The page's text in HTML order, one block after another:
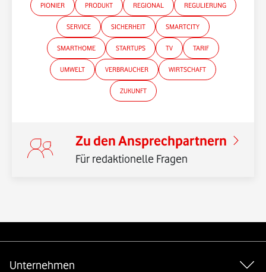
*Gender-Hinweis
PIONIER PRODUKT REGIONAL REGULIERUNG
SERVICE SICHERHEIT SMARTCITY
SMARTHOME STARTUPS TV TARIF
UMWELT VERBRAUCHER WIRTSCHAFT
ZUKUNFT
Zu den Ansprechpartnern
Für redaktionelle Fragen
Unternehmen